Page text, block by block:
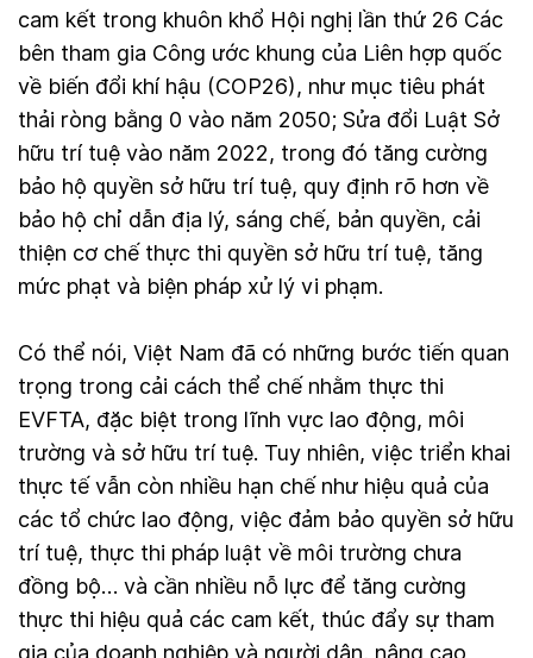
cam kết trong khuôn khổ Hội nghị lần thứ 26 Các
bên tham gia Công ước khung của Liên hợp quốc
về biến đổi khí hậu (COP26), như mục tiêu phát
thải ròng bằng 0 vào năm 2050; Sửa đổi Luật Sở
hữu trí tuệ vào năm 2022, trong đó tăng cường
bảo hộ quyền sở hữu trí tuệ, quy định rõ hơn về
bảo hộ chỉ dẫn địa lý, sáng chế, bản quyền, cải
thiện cơ chế thực thi quyền sở hữu trí tuệ, tăng
mức phạt và biện pháp xử lý vi phạm.
Có thể nói, Việt Nam đã có những bước tiến quan
trọng trong cải cách thể chế nhằm thực thi
EVFTA, đặc biệt trong lĩnh vực lao động, môi
trường và sở hữu trí tuệ. Tuy nhiên, việc triển khai
thực tế vẫn còn nhiều hạn chế như hiệu quả của
các tổ chức lao động, việc đảm bảo quyền sở hữu
trí tuệ, thực thi pháp luật về môi trường chưa
đồng bộ… và cần nhiều nỗ lực để tăng cường
thực thi hiệu quả các cam kết, thúc đẩy sự tham
gia của doanh nghiệp và người dân, nâng cao